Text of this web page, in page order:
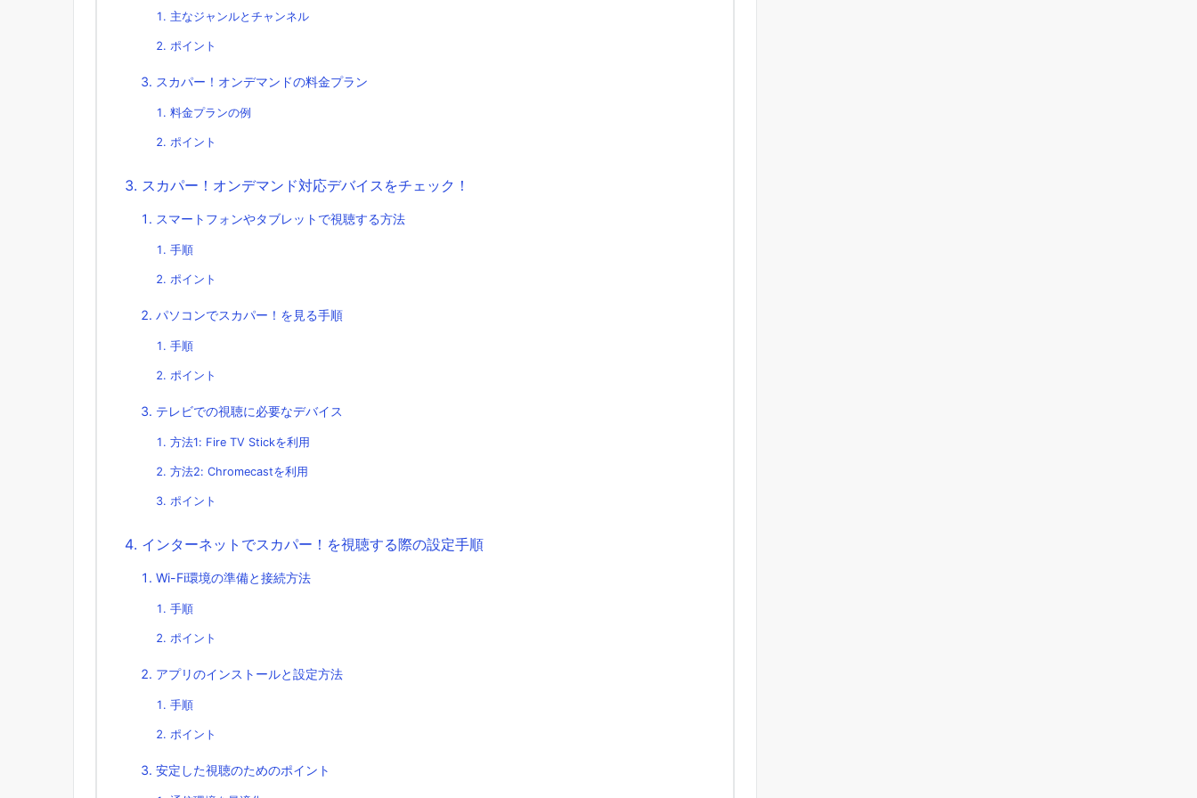
主なジャンルとチャンネル
ポイント
スカパー！オンデマンドの料金プラン
料金プランの例
ポイント
スカパー！オンデマンド対応デバイスをチェック！
スマートフォンやタブレットで視聴する方法
手順
ポイント
パソコンでスカパー！を見る手順
手順
ポイント
テレビでの視聴に必要なデバイス
方法1: Fire TV Stickを利用
方法2: Chromecastを利用
ポイント
インターネットでスカパー！を視聴する際の設定手順
Wi-Fi環境の準備と接続方法
手順
ポイント
アプリのインストールと設定方法
手順
ポイント
安定した視聴のためのポイント